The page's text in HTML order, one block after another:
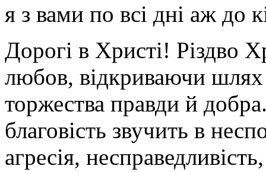
я з вами по всі дні аж до
Дорогі в Христі! Різдво
любов, відкриваючи
торжества правди й
благовість звучить в
агресія,